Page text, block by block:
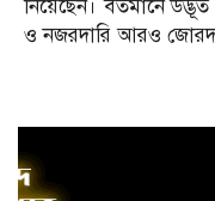
নিয়েছেন। বর্তমানে উদ্ভূত
ও নজরদারি আরও